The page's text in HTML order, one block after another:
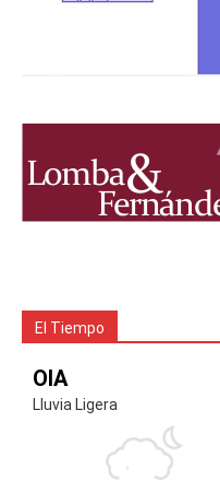
El Tiempo
OIA
Lluvia Ligera